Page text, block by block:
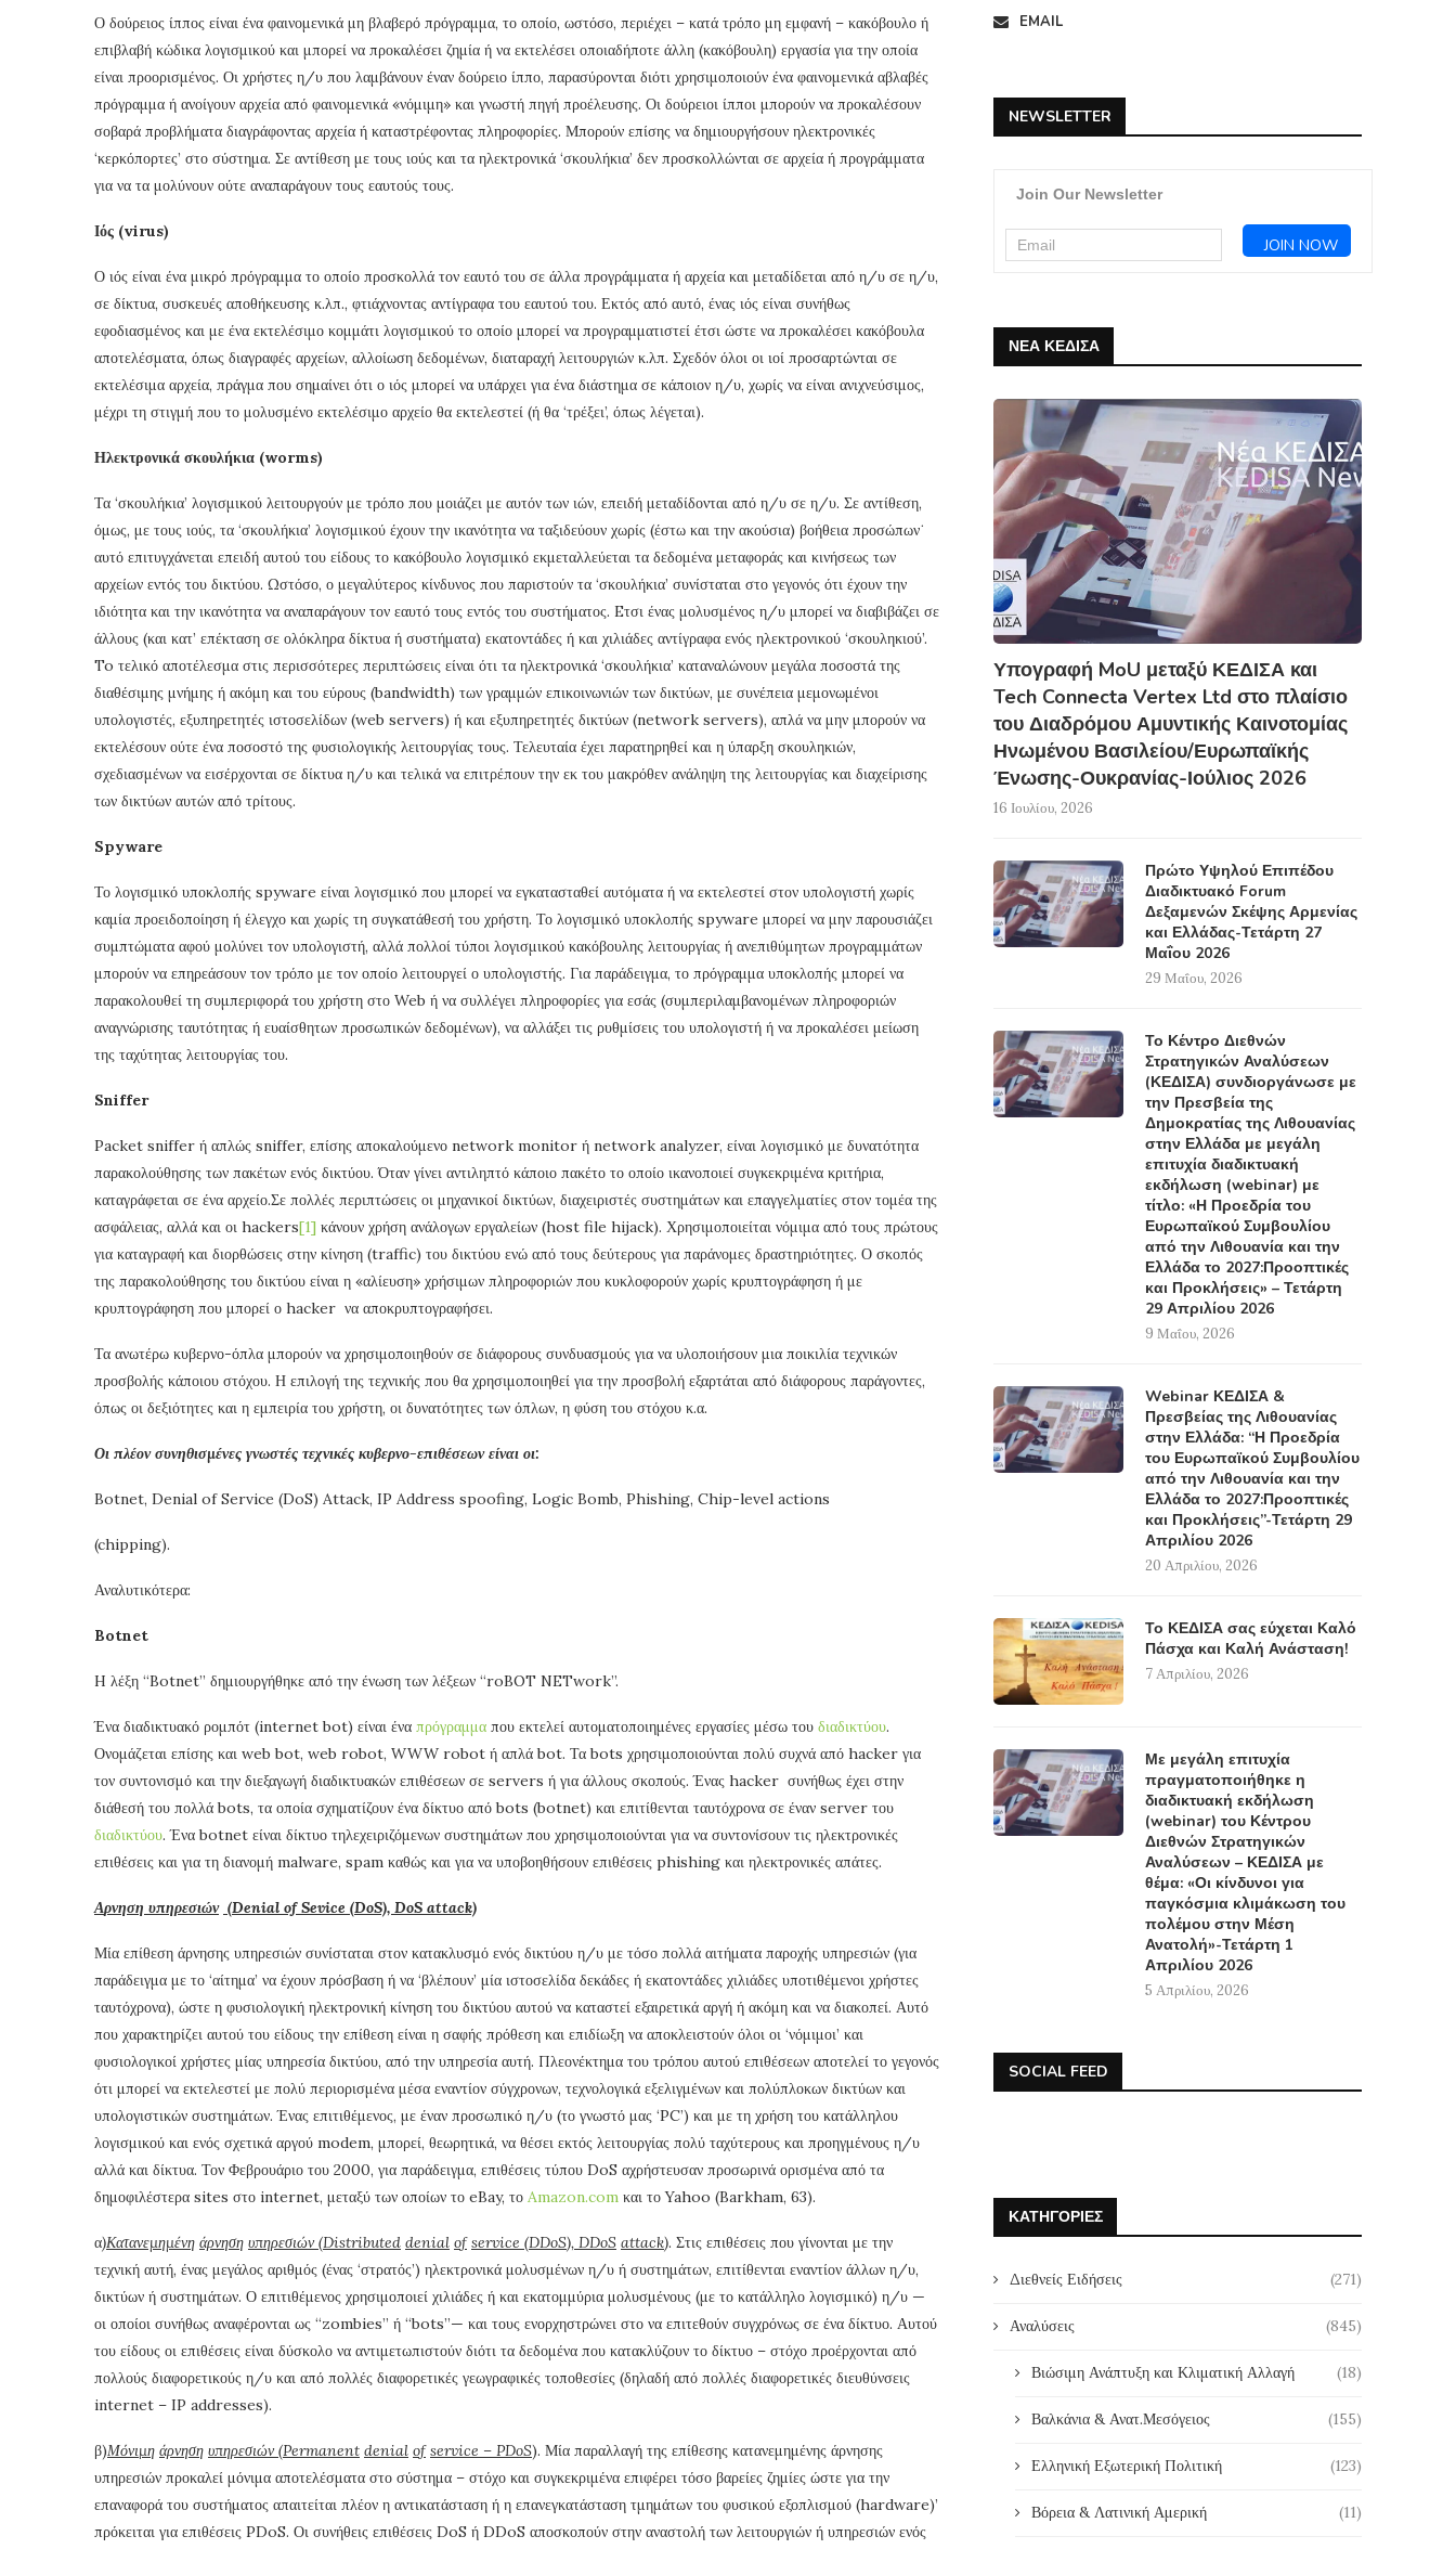
Ο δούρειος ίππος είναι ένα φαινομενικά μη βλαβερό πρόγραμμα, το οποίο, ωστόσο, περιέχει – κατά τρόπο μη εμφανή – κακόβουλο ή
επιβλαβή κώδικα λογισμικού και μπορεί να προκαλέσει ζημία ή να εκτελέσει οποιαδήποτε άλλη (κακόβουλη) εργασία για την οποία
είναι προορισμένος. Οι χρήστες η/υ που λαμβάνουν έναν δούρειο ίππο, παρασύρονται διότι χρησιμοποιούν ένα φαινομενικά αβλαβές
πρόγραμμα ή ανοίγουν αρχεία από φαινομενικά «νόμιμη» και γνωστή πηγή προέλευσης. Οι δούρειοι ίπποι μπορούν να προκαλέσουν
σοβαρά προβλήματα διαγράφοντας αρχεία ή καταστρέφοντας πληροφορίες. Μπορούν επίσης να δημιουργήσουν ηλεκτρονικές
‘κερκόπορτες’ στο σύστημα. Σε αντίθεση με τους ιούς και τα ηλεκτρονικά ‘σκουλήκια’ δεν προσκολλώνται σε αρχεία ή προγράμματα
για να τα μολύνουν ούτε αναπαράγουν τους εαυτούς τους.
Ιός (virus)
Ο ιός είναι ένα μικρό πρόγραμμα το οποίο προσκολλά τον εαυτό του σε άλλα προγράμματα ή αρχεία και μεταδίδεται από η/υ σε η/υ,
σε δίκτυα, συσκευές αποθήκευσης κ.λπ., φτιάχνοντας αντίγραφα του εαυτού του. Εκτός από αυτό, ένας ιός είναι συνήθως
εφοδιασμένος και με ένα εκτελέσιμο κομμάτι λογισμικού το οποίο μπορεί να προγραμματιστεί έτσι ώστε να προκαλέσει κακόβουλα
αποτελέσματα, όπως διαγραφές αρχείων, αλλοίωση δεδομένων, διαταραχή λειτουργιών κ.λπ. Σχεδόν όλοι οι ιοί προσαρτώνται σε
εκτελέσιμα αρχεία, πράγμα που σημαίνει ότι ο ιός μπορεί να υπάρχει για ένα διάστημα σε κάποιον η/υ, χωρίς να είναι ανιχνεύσιμος,
μέχρι τη στιγμή που το μολυσμένο εκτελέσιμο αρχείο θα εκτελεστεί (ή θα ‘τρέξει’, όπως λέγεται).
Ηλεκτρονικά σκουλήκια (worms)
Τα ‘σκουλήκια’ λογισμικού λειτουργούν με τρόπο που μοιάζει με αυτόν των ιών, επειδή μεταδίδονται από η/υ σε η/υ. Σε αντίθεση,
όμως, με τους ιούς, τα ‘σκουλήκια’ λογισμικού έχουν την ικανότητα να ταξιδεύουν χωρίς (έστω και την ακούσια) βοήθεια προσώπων˙
αυτό επιτυγχάνεται επειδή αυτού του είδους το κακόβουλο λογισμικό εκμεταλλεύεται τα δεδομένα μεταφοράς και κινήσεως των
αρχείων εντός του δικτύου. Ωστόσο, ο μεγαλύτερος κίνδυνος που παριστούν τα ‘σκουλήκια’ συνίσταται στο γεγονός ότι έχουν την
ιδιότητα και την ικανότητα να αναπαράγουν τον εαυτό τους εντός του συστήματος. Eτσι ένας μολυσμένος η/υ μπορεί να διαβιβάζει σε
άλλους (και κατ’ επέκταση σε ολόκληρα δίκτυα ή συστήματα) εκατοντάδες ή και χιλιάδες αντίγραφα ενός ηλεκτρονικού ‘σκουληκιού’.
To τελικό αποτέλεσμα στις περισσότερες περιπτώσεις είναι ότι τα ηλεκτρονικά ‘σκουλήκια’ καταναλώνουν μεγάλα ποσοστά της
διαθέσιμης μνήμης ή ακόμη και του εύρους (bandwidth) των γραμμών επικοινωνιών των δικτύων, με συνέπεια μεμονωμένοι
υπολογιστές, εξυπηρετητές ιστοσελίδων (web servers) ή και εξυπηρετητές δικτύων (network servers), απλά να μην μπορούν να
εκτελέσουν ούτε ένα ποσοστό της φυσιολογικής λειτουργίας τους. Τελευταία έχει παρατηρηθεί και η ύπαρξη σκουληκιών,
σχεδιασμένων να εισέρχονται σε δίκτυα η/υ και τελικά να επιτρέπουν την εκ του μακρόθεν ανάληψη της λειτουργίας και διαχείρισης
των δικτύων αυτών από τρίτους.
Spyware
Το λογισμικό υποκλοπής spyware είναι λογισμικό που μπορεί να εγκατασταθεί αυτόματα ή να εκτελεστεί στον υπολογιστή χωρίς
καμία προειδοποίηση ή έλεγχο και χωρίς τη συγκατάθεσή του χρήστη. Το λογισμικό υποκλοπής spyware μπορεί να μην παρουσιάζει
συμπτώματα αφού μολύνει τον υπολογιστή, αλλά πολλοί τύποι λογισμικού κακόβουλης λειτουργίας ή ανεπιθύμητων προγραμμάτων
μπορούν να επηρεάσουν τον τρόπο με τον οποίο λειτουργεί ο υπολογιστής. Για παράδειγμα, το πρόγραμμα υποκλοπής μπορεί να
παρακολουθεί τη συμπεριφορά του χρήστη στο Web ή να συλλέγει πληροφορίες για εσάς (συμπεριλαμβανομένων πληροφοριών
αναγνώρισης ταυτότητας ή ευαίσθητων προσωπικών δεδομένων), να αλλάξει τις ρυθμίσεις του υπολογιστή ή να προκαλέσει μείωση
της ταχύτητας λειτουργίας του.
Sniffer
Packet sniffer ή απλώς sniffer, επίσης αποκαλούμενο network monitor ή network analyzer, είναι λογισμικό με δυνατότητα
παρακολούθησης των πακέτων ενός δικτύου. Όταν γίνει αντιληπτό κάποιο πακέτο το οποίο ικανοποιεί συγκεκριμένα κριτήρια,
καταγράφεται σε ένα αρχείο.Σε πολλές περιπτώσεις οι μηχανικοί δικτύων, διαχειριστές συστημάτων και επαγγελματίες στον τομέα της
ασφάλειας, αλλά και οι hackers[1] κάνουν χρήση ανάλογων εργαλείων (host file hijack). Χρησιμοποιείται νόμιμα από τους πρώτους
για καταγραφή και διορθώσεις στην κίνηση (traffic) του δικτύου ενώ από τους δεύτερους για παράνομες δραστηριότητες. Ο σκοπός
της παρακολούθησης του δικτύου είναι η «αλίευση» χρήσιμων πληροφοριών που κυκλοφορούν χωρίς κρυπτογράφηση ή με
κρυπτογράφηση που μπορεί ο hacker να αποκρυπτογραφήσει.
Τα ανωτέρω κυβερνο-όπλα μπορούν να χρησιμοποιηθούν σε διάφορους συνδυασμούς για να υλοποιήσουν μια ποικιλία τεχνικών
προσβολής κάποιου στόχου. Η επιλογή της τεχνικής που θα χρησιμοποιηθεί για την προσβολή εξαρτάται από διάφορους παράγοντες,
όπως οι δεξιότητες και η εμπειρία του χρήστη, οι δυνατότητες των όπλων, η φύση του στόχου κ.α.
Οι πλέον συνηθισμένες γνωστές τεχνικές κυβερνο-επιθέσεων είναι οι:
Botnet, Denial of Service (DoS) Attack, IP Address spoofing, Logic Bomb, Phishing, Chip-level actions
(chipping).
Αναλυτικότερα:
Botnet
H λέξη “Botnet” δημιουργήθηκε από την ένωση των λέξεων “roBOT NETwork”.
Ένα διαδικτυακό ρομπότ (internet bot) είναι ένα πρόγραμμα που εκτελεί αυτοματοποιημένες εργασίες μέσω του διαδικτύου.
Ονομάζεται επίσης και web bot, web robot, WWW robot ή απλά bot. Τα bots χρησιμοποιούνται πολύ συχνά από hacker για
τον συντονισμό και την διεξαγωγή διαδικτυακών επιθέσεων σε servers ή για άλλους σκοπούς. Ένας hacker συνήθως έχει στην
διάθεσή του πολλά bots, τα οποία σχηματίζουν ένα δίκτυο από bots (botnet) και επιτίθενται ταυτόχρονα σε έναν server του
διαδικτύου. Ένα botnet είναι δίκτυο τηλεχειριζόμενων συστημάτων που χρησιμοποιούνται για να συντονίσουν τις ηλεκτρονικές
επιθέσεις και για τη διανομή malware, spam καθώς και για να υποβοηθήσουν επιθέσεις phishing και ηλεκτρονικές απάτες.
Αρνηση υπηρεσιών (Denial of Sevice (DoS), DoS attack)
Μία επίθεση άρνησης υπηρεσιών συνίσταται στον κατακλυσμό ενός δικτύου η/υ με τόσο πολλά αιτήματα παροχής υπηρεσιών (για
παράδειγμα με το ‘αίτημα’ να έχουν πρόσβαση ή να ‘βλέπουν’ μία ιστοσελίδα δεκάδες ή εκατοντάδες χιλιάδες υποτιθέμενοι χρήστες
ταυτόχρονα), ώστε η φυσιολογική ηλεκτρονική κίνηση του δικτύου αυτού να καταστεί εξαιρετικά αργή ή ακόμη και να διακοπεί. Αυτό
που χαρακτηρίζει αυτού του είδους την επίθεση είναι η σαφής πρόθεση και επιδίωξη να αποκλειστούν όλοι οι ‘νόμιμοι’ και
φυσιολογικοί χρήστες μίας υπηρεσία δικτύου, από την υπηρεσία αυτή. Πλεονέκτημα του τρόπου αυτού επιθέσεων αποτελεί το γεγονός
ότι μπορεί να εκτελεστεί με πολύ περιορισμένα μέσα εναντίον σύγχρονων, τεχνολογικά εξελιγμένων και πολύπλοκων δικτύων και
υπολογιστικών συστημάτων. Ένας επιτιθέμενος, με έναν προσωπικό η/υ (το γνωστό μας ‘PC’) και με τη χρήση του κατάλληλου
λογισμικού και ενός σχετικά αργού modem, μπορεί, θεωρητικά, να θέσει εκτός λειτουργίας πολύ ταχύτερους και προηγμένους η/υ
αλλά και δίκτυα. Τον Φεβρουάριο του 2000, για παράδειγμα, επιθέσεις τύπου DoS αχρήστευσαν προσωρινά ορισμένα από τα
δημοφιλέστερα sites στο internet, μεταξύ των οποίων το eBay, το Amazon.com και το Yahoo (Barkham, 63).
α)Κατανεμημένη άρνηση υπηρεσιών(Distributed denial of service (DDoS), DDoS attack). Στις επιθέσεις που γίνονται με την
τεχνική αυτή, ένας μεγάλος αριθμός (ένας ‘στρατός’) ηλεκτρονικά μολυσμένων η/υ ή συστημάτων, επιτίθενται εναντίον άλλων η/υ,
δικτύων ή συστημάτων. Ο επιτιθέμενος χρησιμοποιεί χιλιάδες ή και εκατομμύρια μολυσμένους (με το κατάλληλο λογισμικό) η/υ —
οι οποίοι συνήθως αναφέρονται ως “zombies” ή “bots”— και τους ενορχηστρώνει στο να επιτεθούν συγχρόνως σε ένα δίκτυο. Αυτού
του είδους οι επιθέσεις είναι δύσκολο να αντιμετωπιστούν διότι τα δεδομένα που κατακλύζουν το δίκτυο – στόχο προέρχονται από
πολλούς διαφορετικούς η/υ και από πολλές διαφορετικές γεωγραφικές τοποθεσίες (δηλαδή από πολλές διαφορετικές διευθύνσεις
internet – IP addresses).
β)Μόνιµη άρνηση υπηρεσιών(Permanent denial of service – PDoS). Μία παραλλαγή της επίθεσης κατανεμημένης άρνησης
υπηρεσιών προκαλεί μόνιμα αποτελέσματα στο σύστημα – στόχο και συγκεκριμένα επιφέρει τόσο βαρείες ζημίες ώστε για την
επαναφορά του συστήματος απαιτείται πλέον η αντικατάσταση ή η επανεγκατάσταση τμημάτων του φυσικού εξοπλισμού (hardware)’
πρόκειται για επιθέσεις PDoS. Οι συνήθεις επιθέσεις DoS ή DDoS αποσκοπούν στην αναστολή των λειτουργιών ή υπηρεσιών ενός
EMAIL
NEWSLETTER
Join Our Newsletter
ΝΕΑ ΚΕΔΙΣΑ
Υπογραφή MoU μεταξύ ΚΕΔΙΣΑ και
Tech Connecta Vertex Ltd στο πλαίσιο
του Διαδρόμου Αμυντικής Καινοτομίας
Ηνωμένου Βασιλείου/Ευρωπαϊκής
Ένωσης-Ουκρανίας-Ιούλιος 2026
16 Ιουλίου, 2026
Πρώτο Υψηλού Επιπέδου
Διαδικτυακό Forum
Δεξαμενών Σκέψης Αρμενίας
και Ελλάδας-Τετάρτη 27
Μαΐου 2026
29 Μαΐου, 2026
Το Κέντρο Διεθνών
Στρατηγικών Αναλύσεων
(ΚΕΔΙΣΑ) συνδιοργάνωσε με
την Πρεσβεία της
Δημοκρατίας της Λιθουανίας
στην Ελλάδα με μεγάλη
επιτυχία διαδικτυακή
εκδήλωση (webinar) με
τίτλο: «Η Προεδρία του
Ευρωπαϊκού Συμβουλίου
από την Λιθουανία και την
Ελλάδα το 2027:Προοπτικές
και Προκλήσεις» – Τετάρτη
29 Απριλίου 2026
9 Μαΐου, 2026
Webinar ΚΕΔΙΣΑ &
Πρεσβείας της Λιθουανίας
στην Ελλάδα: “Η Προεδρία
του Ευρωπαϊκού Συμβουλίου
από την Λιθουανία και την
Ελλάδα το 2027:Προοπτικές
και Προκλήσεις”-Τετάρτη 29
Απριλίου 2026
20 Απριλίου, 2026
Το ΚΕΔΙΣΑ σας εύχεται Καλό
Πάσχα και Καλή Ανάσταση!
7 Απριλίου, 2026
Με μεγάλη επιτυχία
πραγματοποιήθηκε η
διαδικτυακή εκδήλωση
(webinar) του Κέντρου
Διεθνών Στρατηγικών
Αναλύσεων – ΚΕΔΙΣΑ με
θέμα: «Οι κίνδυνοι για
παγκόσμια κλιμάκωση του
πολέμου στην Μέση
Ανατολή»-Τετάρτη 1
Απριλίου 2026
5 Απριλίου, 2026
SOCIAL FEED
ΚΑΤΗΓΟΡΊΕΣ
Διεθνείς Ειδήσεις (271)
Αναλύσεις (845)
Βιώσιμη Ανάπτυξη και Κλιματική Αλλαγή (18)
Βαλκάνια & Ανατ.Μεσόγειος (155)
Ελληνική Εξωτερική Πολιτική (123)
Βόρεια & Λατινική Αμερική (11)